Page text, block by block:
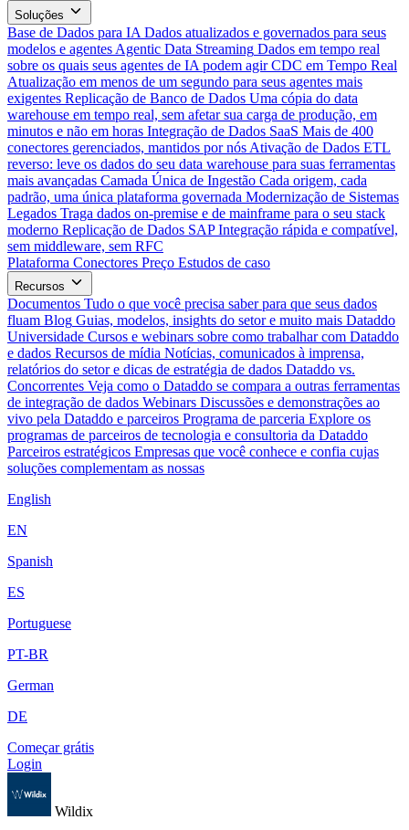
Soluções
Base de Dados para IA Dados atualizados e governados para seus
modelos e agentes Agentic Data Streaming Dados em tempo real
sobre os quais seus agentes de IA podem agir CDC em Tempo Real
Atualização em menos de um segundo para seus agentes mais
exigentes Replicação de Banco de Dados Uma cópia do data
warehouse em tempo real, sem afetar sua carga de produção, em
minutos e não em horas Integração de Dados SaaS Mais de 400
conectores gerenciados, mantidos por nós Ativação de Dados ETL
reverso: leve os dados do seu data warehouse para suas ferramentas
mais avançadas Camada Única de Ingestão Cada origem, cada
padrão, uma única plataforma governada Modernização de Sistemas
Legados Traga dados on-premise e de mainframe para o seu stack
moderno Replicação de Dados SAP Integração rápida e compatível,
sem middleware, sem RFC
Plataforma Conectores Preço Estudos de caso
Recursos
Documentos Tudo o que você precisa saber para que seus dados
fluam Blog Guias, modelos, insights do setor e muito mais Dataddo
Universidade Cursos e webinars sobre como trabalhar com Dataddo
e dados Recursos de mídia Notícias, comunicados à imprensa,
relatórios do setor e dicas de estratégia de dados Dataddo vs.
Concorrentes Veja como o Dataddo se compara a outras ferramentas
de integração de dados Webinars Discussões e demonstrações ao
vivo pela Dataddo e parceiros Programa de parceria Explore os
programas de parceiros de tecnologia e consultoria da Dataddo
Parceiros estratégicos Empresas que você conhece e confia cujas
soluções complementam as nossas
English
EN
Spanish
ES
Portuguese
PT-BR
German
DE
Começar grátis
Login
Wildix